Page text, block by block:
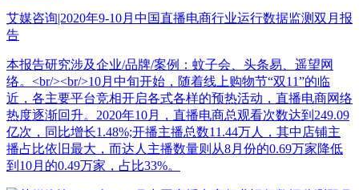
艾媒咨询|2020年9-10月中国直播电商行业运行数据监测双月报
告
本报告研究涉及企业/品牌/案例：蚊子会、头条易、遥望网
络。<br/><br/>10月中旬开始，随着线上购物节“双11”的临
近，各主要平台竞相开启各式各样的预热活动，直播电商网络
热度逐渐回升。2020年10月，直播电商总观看次数达到249.09
亿次，同比增长1.48%;开播主播总数11.44万人，其中店铺主
播占比依旧最大，而达人主播数量则从8月份的0.69万家降低
到10月的0.49万家，占比33%。